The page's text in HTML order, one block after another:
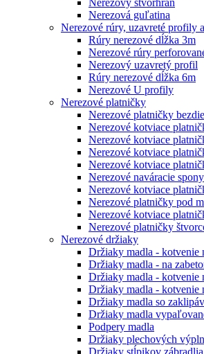
Nerezová guľatina
Nerezové rúry, uzavreté profily
Rúry nerezové dĺžka 3m
Nerezové rúry
Nerezový uzavretý profil
Rúry nerezové dĺžka 6m
Nerezové U profily
Nerezové platničky
Nerezové platničky
Nerezové kotviace
Nerezové kotviace
Nerezové kotviace
Nerezové kotviace
Nerezové naváracie spony
Nerezové kotviace
Nerezové platničky pod
Nerezové kotviace
Nerezové platničky
Nerezové držiaky
Držiaky madla - kotvenie
Držiaky madla - na
Držiaky madla - kotvenie
Držiaky madla - kotvenie
Držiaky madla so
Držiaky madla
Podpery madla
Držiaky plechových
Držiaky stĺpikov zábradlia